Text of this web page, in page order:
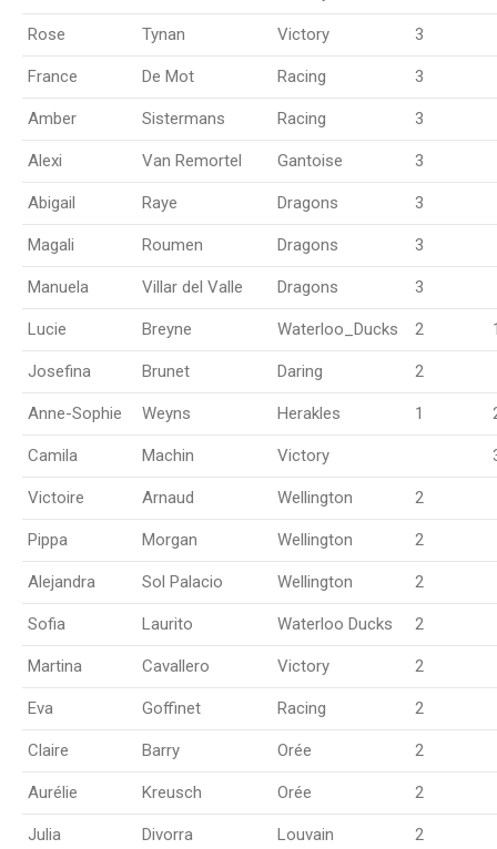
Rose Tynan Victory 3
France De Mot Racing 3
Amber Sistermans Racing 3
Alexi Van Remortel Gantoise 3
Abigail Raye Dragons 3
Magali Roumen Dragons 3
Manuela Villar del Valle Dragons 3
Lucie Breyne Waterloo_Ducks 2
Josefina Brunet Daring 2
Anne-Sophie Weyns Herakles 1
Camila Machin Victory
Victoire Arnaud Wellington 2
Pippa Morgan Wellington 2
Alejandra Sol Palacio Wellington 2
Sofia Laurito Waterloo Ducks 2
Martina Cavallero Victory 2
Eva Goffinet Racing 2
Claire Barry Orée 2
Aurélie Kreusch Orée 2
Julia Divorra Louvain 2